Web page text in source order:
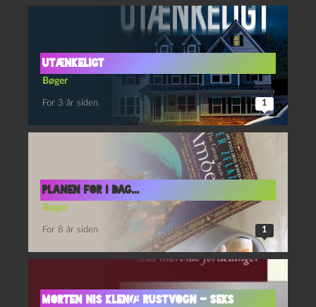
Utænkeligt
Bøger
For 3 år siden 1
Planen for i dag…
Bøger
For 8 år siden 1
Morten Nis Klenø: Rustvogn – seks